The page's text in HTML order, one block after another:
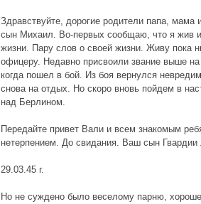
Здравствуйте, дорогие родители папа,
сын Михаил. Во-первых сообщаю, что я жив
жизни. Пару слов о своей жизни. Живу пока
офицеру. Недавно присвоили звание выше
когда пошел в бой. Из боя вернулся
снова на отдых. Но скоро вновь пойдем в
над Берлином.
Передайте привет Вали и всем знакомым
нетерпением. До свидания. Ваш сын
29.03.45 г.
Но не суждено было веселому парню,